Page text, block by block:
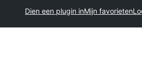
Dien een plugin inMijn favorieten